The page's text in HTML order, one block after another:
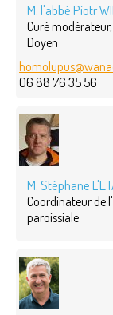
M. l'abbé Piotr
Curé
Doyen
06 88 76 35 56
M. Stéphane
Coordinateur de
paroissiale